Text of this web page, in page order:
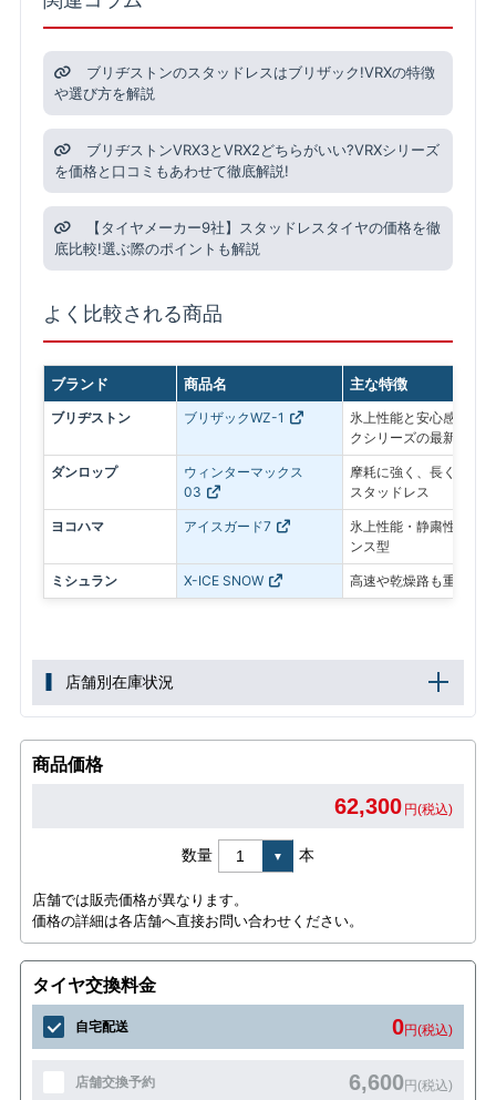
ブリヂストンのスタッドレスはブリザック!VRXの特徴
や選び方を解説
ブリヂストンVRX3とVRX2どちらがいい?VRXシリーズ
を価格と口コミもあわせて徹底解説!
【タイヤメーカー9社】スタッドレスタイヤの価格を徹
底比較!選ぶ際のポイントも解説
よく比較される商品
ブランド 商品名 主な特徴
ブリヂストン ブリザックWZ-1
氷上性能と安心感を最
クシリーズの最新モデル
ダンロップ
ウィンターマックス
03
摩耗に強く、長く使い
スタッドレス
ヨコハマ アイスガード7
氷上性能・静粛性・ロ
ンス型
ミシュラン X-ICE SNOW 高速や乾燥路も重視し
店舗別在庫状況
商品価格
62,300 円(税込)
数量 本
店舗では販売価格が異なります。
価格の詳細は各店舗へ直接お問い合わせください。
タイヤ交換料金
自宅配送 0円(税込)
店舗交換予約 6,600円(税込)